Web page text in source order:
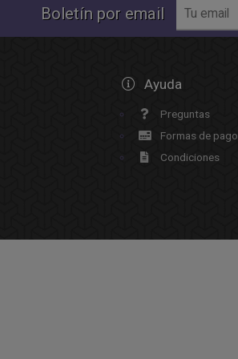
Boletín por email
Ayuda
Preguntas
Formas de pago
Condiciones